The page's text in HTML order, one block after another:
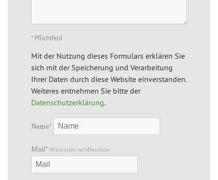
* Pflichtfeld
Mit der Nutzung dieses Formulars erklären Sie
sich mit der Speicherung und Verarbeitung
Ihrer Daten durch diese Website einverstanden.
Weiteres entnehmen Sie bitte der
Datenschutzerklärung.
Name*
Mail* Wird nicht veröffentlicht